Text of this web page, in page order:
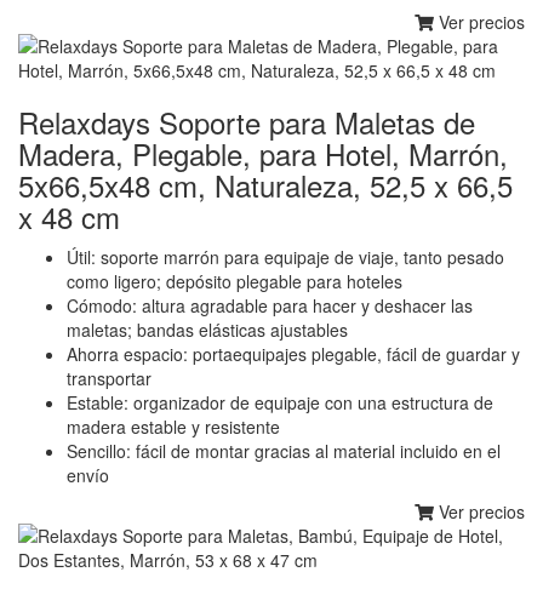
Ver precios
Relaxdays Soporte para Maletas de
Madera, Plegable, para Hotel, Marrón,
5x66,5x48 cm, Naturaleza, 52,5 x 66,5
x 48 cm
Útil: soporte marrón para equipaje de viaje, tanto pesado
como ligero; depósito plegable para hoteles
Cómodo: altura agradable para hacer y deshacer las
maletas; bandas elásticas ajustables
Ahorra espacio: portaequipajes plegable, fácil de guardar y
transportar
Estable: organizador de equipaje con una estructura de
madera estable y resistente
Sencillo: fácil de montar gracias al material incluido en el
envío
Ver precios